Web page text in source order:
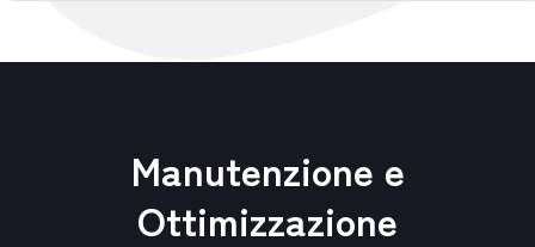
Manutenzione e
Ottimizzazione